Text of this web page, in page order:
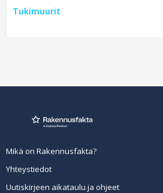
Tukimuurit
Mikä on Rakennusfakta?
Yhteystiedot
Uutiskirjeen aikataulu ja ohjeet